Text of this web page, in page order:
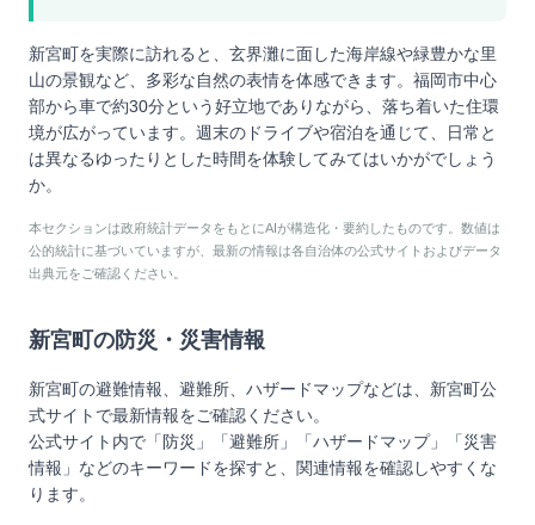
新宮町を実際に訪れると、玄界灘に面した海岸線や緑豊かな里
山の景観など、多彩な自然の表情を体感できます。福岡市中心
部から車で約30分という好立地でありながら、落ち着いた住環
境が広がっています。週末のドライブや宿泊を通じて、日常と
は異なるゆったりとした時間を体験してみてはいかがでしょう
か。
本セクションは政府統計データをもとにAIが構造化・要約したものです。数値は
公的統計に基づいていますが、最新の情報は各自治体の公式サイトおよびデータ
出典元をご確認ください。
新宮町 の防災・災害情報
新宮町の避難情報、避難所、ハザードマップなどは、 新宮町公
式サイトで最新情報をご確認ください。
公式サイト内で「防災」「避難所」「ハザードマップ」「災害
情報」などのキーワードを探すと、関連情報を確認しやすくな
ります。